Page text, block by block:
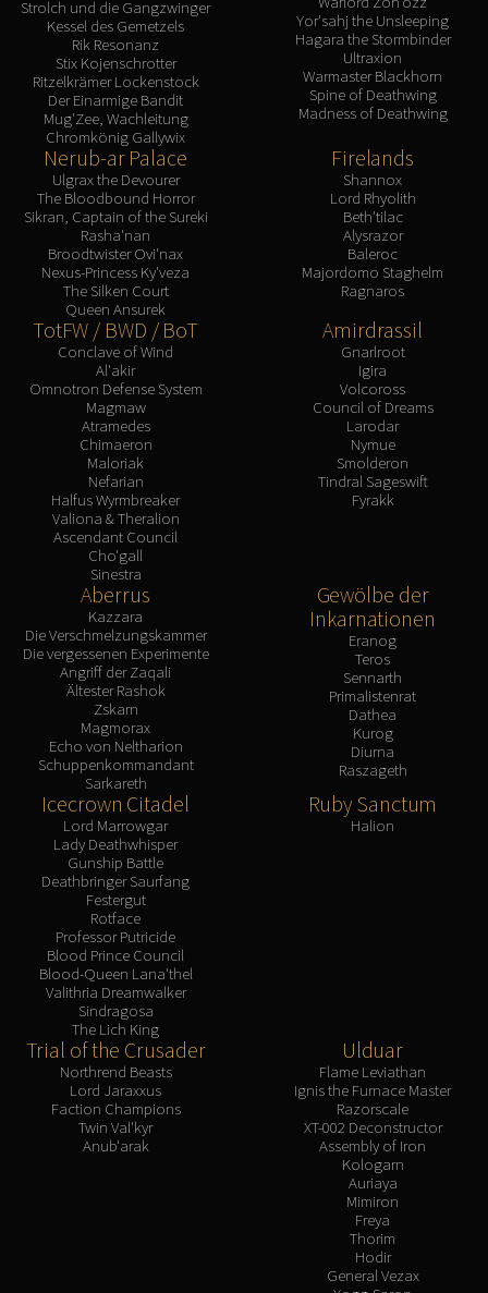
Strolch und die Gangzwinger
Kessel des Gemetzels
Rik Resonanz
Stix Kojenschrotter
Ritzelkrämer Lockenstock
Der Einarmige Bandit
Mug'Zee, Wachleitung
Chromkönig Gallywix
Yor'sahj the Unsleeping
Hagara the Stormbinder
Ultraxion
Warmaster Blackhorn
Spine of Deathwing
Madness of Deathwing
Nerub-ar Palace
Ulgrax the Devourer
The Bloodbound Horror
Sikran, Captain of the Sureki
Rasha'nan
Broodtwister Ovi'nax
Nexus-Princess Ky'veza
The Silken Court
Queen Ansurek
Firelands
Shannox
Lord Rhyolith
Beth'tilac
Alysrazor
Baleroc
Majordomo Staghelm
Ragnaros
TotFW / BWD / BoT
Conclave of Wind
Al'akir
Omnotron Defense System
Magmaw
Atramedes
Chimaeron
Maloriak
Nefarian
Halfus Wyrmbreaker
Valiona & Theralion
Ascendant Council
Cho'gall
Sinestra
Amirdrassil
Gnarlroot
Igira
Volcoross
Council of Dreams
Larodar
Nymue
Smolderon
Tindral Sageswift
Fyrakk
Aberrus
Kazzara
Die Verschmelzungskammer
Die vergessenen Experimente
Angriff der Zaqali
Ältester Rashok
Zskarn
Magmorax
Echo von Neltharion
Schuppenkommandant
Sarkareth
Gewölbe der
Inkarnationen
Eranog
Teros
Sennarth
Primalistenrat
Dathea
Kurog
Diurna
Raszageth
Icecrown Citadel
Lord Marrowgar
Lady Deathwhisper
Gunship Battle
Deathbringer Saurfang
Festergut
Rotface
Professor Putricide
Blood Prince Council
Blood-Queen Lana'thel
Valithria Dreamwalker
Sindragosa
The Lich King
Ruby Sanctum
Halion
Trial of the Crusader
Northrend Beasts
Lord Jaraxxus
Faction Champions
Twin Val'kyr
Anub'arak
Ulduar
Flame Leviathan
Ignis the Furnace Master
Razorscale
XT-002 Deconstructor
Assembly of Iron
Kologarn
Auriaya
Mimiron
Freya
Thorim
Hodir
General Vezax